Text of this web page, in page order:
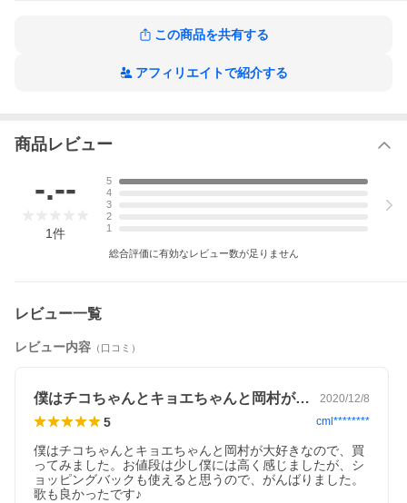
この商品を共有する
アフィリエイトで紹介する
商品レビュー
-.--
1件
5
4
3
2
1
総合評価に有効なレビュー数が足りません
レビュー一覧
レビュー内容 （口コミ）
僕はチコちゃんとキョエちゃんと岡村が大… 2020/12/8
5 cml********
僕はチコちゃんとキョエちゃんと岡村が大好きなので、買
ってみました。お値段は少し僕には高く感じましたが、シ
ョッピングバックも使えると思うので、がんばりました。
歌も良かったです♪